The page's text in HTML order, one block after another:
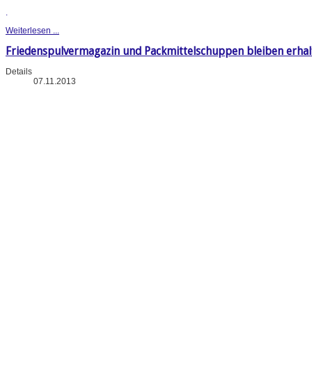
.
Weiterlesen ...
Friedenspulvermagazin und Packmittelschuppen bleiben
Details
07.11.2013